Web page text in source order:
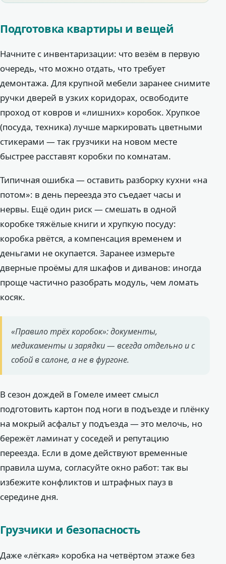
Подготовка квартиры и вещей
Начните с инвентаризации: что везём в первую
очередь, что можно отдать, что требует
демонтажа. Для крупной мебели заранее снимите
ручки дверей в узких коридорах, освободите
проход от ковров и «лишних» коробок. Хрупкое
(посуда, техника) лучше маркировать цветными
стикерами — так грузчики на новом месте
быстрее расставят коробки по комнатам.
Типичная ошибка — оставить разборку кухни «на
потом»: в день переезда это съедает часы и
нервы. Ещё один риск — смешать в одной
коробке тяжёлые книги и хрупкую посуду:
коробка рвётся, а компенсация временем и
деньгами не окупается. Заранее измерьте
дверные проёмы для шкафов и диванов: иногда
проще частично разобрать модуль, чем ломать
косяк.
«Правило трёх коробок»: документы,
медикаменты и зарядки — всегда отдельно и с
собой в салоне, а не в фургоне.
В сезон дождей в Гомеле имеет смысл
подготовить картон под ноги в подъезде и плёнку
на мокрый асфальт у подъезда — это мелочь, но
бережёт ламинат у соседей и репутацию
переезда. Если в доме действуют временные
правила шума, согласуйте окно работ: так вы
избежите конфликтов и штрафных пауз в
середине дня.
Грузчики и безопасность
Даже «лёгкая» коробка на четвёртом этаже без